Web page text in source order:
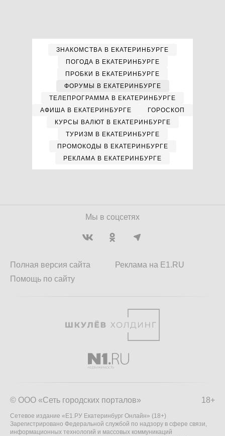
ЗНАКОМСТВА В ЕКАТЕРИНБУРГЕ
ПОГОДА В ЕКАТЕРИНБУРГЕ
ПРОБКИ В ЕКАТЕРИНБУРГЕ
ФОРУМЫ В ЕКАТЕРИНБУРГЕ
ТЕЛЕПРОГРАММА В ЕКАТЕРИНБУРГЕ
АФИША В ЕКАТЕРИНБУРГЕ
ГОРОСКОП
КУРСЫ ВАЛЮТ В ЕКАТЕРИНБУРГЕ
ТУРИЗМ В ЕКАТЕРИНБУРГЕ
ПРОМОКОДЫ В ЕКАТЕРИНБУРГЕ
РЕКЛАМА В ЕКАТЕРИНБУРГЕ
Мы в соцсетях
Полная версия сайта
Помощь по сайту
Реклама на E1.RU
18+
© ООО «Сеть городских порталов»
Сетевое издание «Е1.РУ Екатеринбург Онлайн» (18+)
Зарегистрировано Федеральной службой по надзору в сфере связи,
информационных технологий и массовых коммуникаций